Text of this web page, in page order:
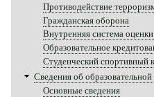
Противодействие
Гражданская оборона
Внутренняя система
Образовательное
Студенческий спортивный
Сведения об
Основные сведения